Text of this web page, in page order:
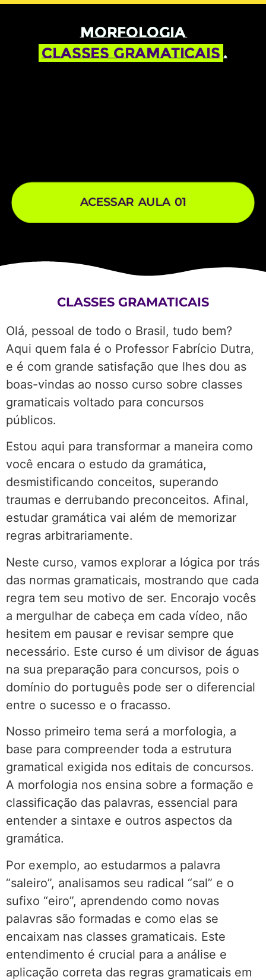
MORFOLOGIA
CLASSES GRAMATICAIS.
ACESSAR AULA 01
CLASSES GRAMATICAIS
Olá, pessoal de todo o Brasil, tudo bem?
Aqui quem fala é o Professor Fabrício Dutra,
e é com grande satisfação que lhes dou as
boas-vindas ao nosso curso sobre classes
gramaticais voltado para concursos
públicos.
Estou aqui para transformar a maneira como
você encara o estudo da gramática,
desmistificando conceitos, superando
traumas e derrubando preconceitos. Afinal,
estudar gramática vai além de memorizar
regras arbitrariamente.
Neste curso, vamos explorar a lógica por trás
das normas gramaticais, mostrando que cada
regra tem seu motivo de ser. Encorajo vocês
a mergulhar de cabeça em cada vídeo, não
hesitem em pausar e revisar sempre que
necessário. Este curso é um divisor de águas
na sua preparação para concursos, pois o
domínio do português pode ser o diferencial
entre o sucesso e o fracasso.
Nosso primeiro tema será a morfologia, a
base para compreender toda a estrutura
gramatical exigida nos editais de concursos.
A morfologia nos ensina sobre a formação e
classificação das palavras, essencial para
entender a sintaxe e outros aspectos da
gramática.
Por exemplo, ao estudarmos a palavra
“saleiro”, analisamos seu radical “sal” e o
sufixo “eiro”, aprendendo como novas
palavras são formadas e como elas se
encaixam nas classes gramaticais. Este
entendimento é crucial para a análise e
aplicação correta das regras gramaticais em